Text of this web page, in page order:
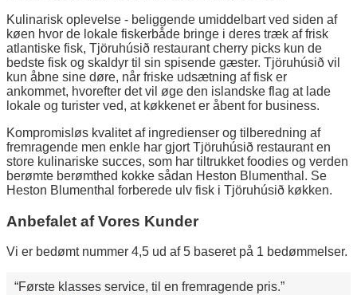
Kulinarisk oplevelse - beliggende umiddelbart ved siden af
køen hvor de lokale fiskerbåde bringe i deres træk af frisk
atlantiske fisk, Tjöruhúsið restaurant cherry picks kun de
bedste fisk og skaldyr til sin spisende gæster. Tjöruhúsið vil
kun åbne sine døre, når friske udsætning af fisk er
ankommet, hvorefter det vil øge den islandske flag at lade
lokale og turister ved, at køkkenet er åbent for business.
Kompromisløs kvalitet af ingredienser og tilberedning af
fremragende men enkle har gjort Tjöruhúsið restaurant en
store kulinariske succes, som har tiltrukket foodies og verden
berømte berømthed kokke sådan Heston Blumenthal. Se
Heston Blumenthal forberede ulv fisk i Tjöruhúsið køkken.
Anbefalet af Vores Kunder
Vi er bedømt nummer 4,5 ud af 5 baseret på 1 bedømmelser.
Første klasses service, til en fremragende pris.